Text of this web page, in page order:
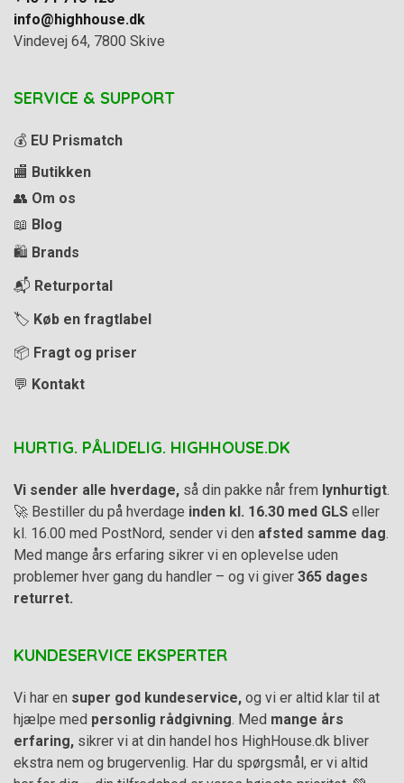
info@highhouse.dk
Vindevej 64, 7800 Skive
SERVICE & SUPPORT
💰 EU Prismatch
🏬 Butikken
👥 Om os
📖 Blog
🛍️ Brands
📬 Returportal
🏷️ Køb en fragtlabel
📦 Fragt og priser
💬 Kontakt
HURTIG. PÅLIDELIG. HIGHHOUSE.DK
Vi sender alle hverdage, så din pakke når frem lynhurtigt.
🚀 Bestiller du på hverdage inden kl. 16.30 med GLS eller
kl. 16.00 med PostNord, sender vi den afsted samme dag.
Med mange års erfaring sikrer vi en oplevelse uden
problemer hver gang du handler – og vi giver 365 dages
returret.
KUNDESERVICE EKSPERTER
Vi har en super god kundeservice, og vi er altid klar til at
hjælpe med personlig rådgivning. Med mange års
erfaring, sikrer vi at din handel hos HighHouse.dk bliver
ekstra nem og brugervenlig. Har du spørgsmål, er vi altid